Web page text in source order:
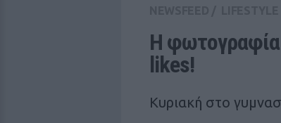
Η φωτογραφία
likes!
Κυριακή στο